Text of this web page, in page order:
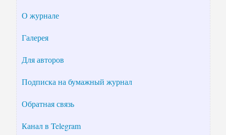
О журнале
Галерея
Для авторов
Подписка на бумажный журнал
Обратная связь
Канал в Telegram